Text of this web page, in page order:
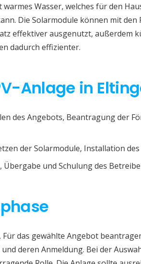
Wasser, welches für den
Die Solarmodule können mit
effektiver ausgenutzt, außerdem
dadurch effizienter.
Anlage in
des Angebots, Beantragung der
der Solarmodule, Installation
und Schulung des
das gewählte Angebot
deren Anmeldung. Bei der